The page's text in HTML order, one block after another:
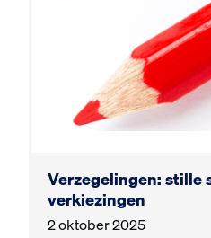
Verzegelingen: stille
verkiezingen
2 oktober 2025